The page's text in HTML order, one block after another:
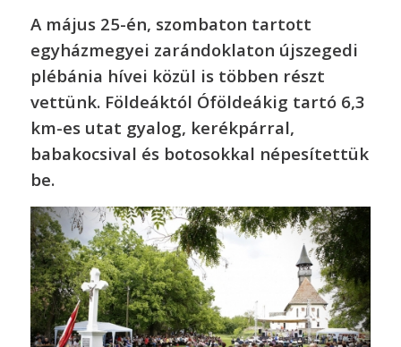
A május 25-én, szombaton tartott
egyházmegyei zarándoklaton újszegedi
plébánia hívei közül is többen részt
vettünk. Földeáktól Óföldeákig tartó 6,3
km-es utat gyalog, kerékpárral,
babakocsival és botosokkal népesítettük
be.